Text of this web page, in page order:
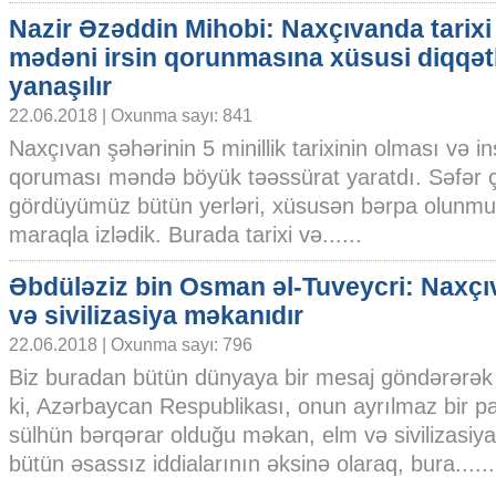
Nazir Əzəddin Mihobi: Naxçıvanda
mədəni irsin qorunmasına xüsusi
yanaşılır
22.06.2018 | Oxunma sayı: 841
Naxçıvan şəhərinin 5 minillik tarixinin olması və
qoruması məndə böyük təəssürat yaratdı. Səfər
gördüyümüz bütün yerləri, xüsusən bərpa
maraqla izlədik. Burada tarixi və......
Əbdüləziz bin Osman əl-Tuveycri:
və sivilizasiya məkanıdır
22.06.2018 | Oxunma sayı: 796
Biz buradan bütün dünyaya bir mesaj
ki, Azərbaycan Respublikası, onun ayrılmaz bir
sülhün bərqərar olduğu məkan, elm və
bütün əsassız iddialarının əksinə olaraq, bura......